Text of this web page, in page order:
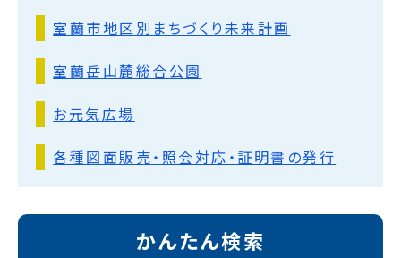
室蘭市地区別まちづくり未来計画
室蘭岳山麓総合公園
お元気広場
各種図面販売・照会対応・証明書の発行
かんたん検索